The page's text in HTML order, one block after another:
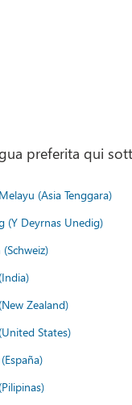
preferita qui
(Asia Tenggara)
(Y Deyrnas Unedig)
Zealand)
States)